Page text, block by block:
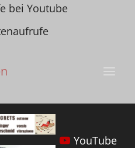
bei Youtube
YouTube